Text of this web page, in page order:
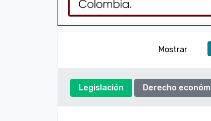
Mostrar
Legislación Derecho